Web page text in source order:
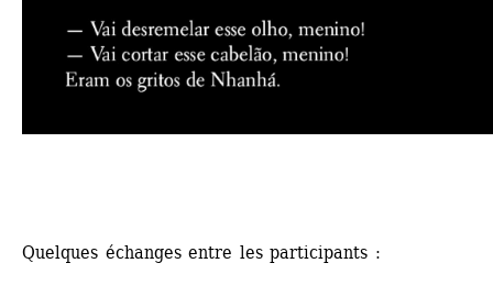
Quelques échanges entre les participants :